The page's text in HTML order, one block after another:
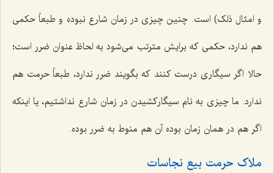
و امثال ذلک) است. چنین چیزی در زمان شارع نبوده و طبعاً حکمی
هم ندارد، حکمی که برایش مترتب می‌شود به لحاظ عنوان ضرر است؛
حالا اگر سیگاری درست کنند که بگویند ضرر ندارد، طبعاً حرمت هم
ندارد. ما چیزی به نام سیگارکشیدن در زمان شارع نداشتیم، یا اینکه
اگر هم در همان زمان بوده آن هم منوط به ضرر بوده.
ملاک حرمت بیع نجاسات